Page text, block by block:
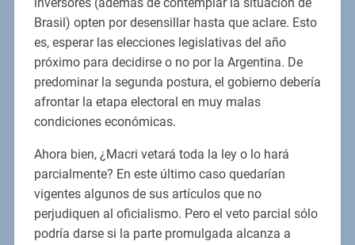
Brasil) opten por desensillar hasta que aclare. Esto
es, esperar las elecciones legislativas del año
próximo para decidirse o no por la Argentina. De
predominar la segunda postura, el gobierno debería
afrontar la etapa electoral en muy malas
condiciones económicas.
Ahora bien, ¿Macri vetará toda la ley o lo hará
parcialmente? En este último caso quedarían
vigentes algunos de sus artículos que no
perjudiquen al oficialismo. Pero el veto parcial sólo
podría darse si la parte promulgada alcanza a